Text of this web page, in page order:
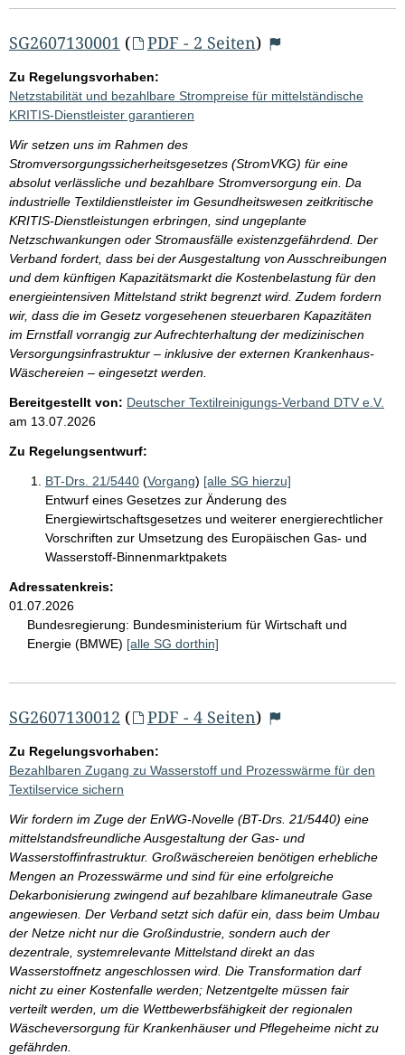
SG2607130001 ( PDF - 2 Seiten)
Zu Regelungsvorhaben:
Netzstabilität und bezahlbare Strompreise für mittelständische
KRITIS-Dienstleister garantieren
Wir setzen uns im Rahmen des
Stromversorgungssicherheitsgesetzes (StromVKG) für eine
absolut verlässliche und bezahlbare Stromversorgung ein. Da
industrielle Textildienstleister im Gesundheitswesen zeitkritische
KRITIS-Dienstleistungen erbringen, sind ungeplante
Netzschwankungen oder Stromausfälle existenzgefährdend. Der
Verband fordert, dass bei der Ausgestaltung von Ausschreibungen
und dem künftigen Kapazitätsmarkt die Kostenbelastung für den
energieintensiven Mittelstand strikt begrenzt wird. Zudem fordern
wir, dass die im Gesetz vorgesehenen steuerbaren Kapazitäten
im Ernstfall vorrangig zur Aufrechterhaltung der medizinischen
Versorgungsinfrastruktur – inklusive der externen Krankenhaus-
Wäschereien – eingesetzt werden.
Bereitgestellt von: Deutscher Textilreinigungs-Verband DTV e.V.
am 13.07.2026
Zu Regelungsentwurf:
BT-Drs. 21/5440 (Vorgang) [alle SG hierzu]
Entwurf eines Gesetzes zur Änderung des
Energiewirtschaftsgesetzes und weiterer energierechtlicher
Vorschriften zur Umsetzung des Europäischen Gas- und
Wasserstoff-Binnenmarktpakets
Adressatenkreis:
01.07.2026
Bundesregierung: Bundesministerium für Wirtschaft und
Energie (BMWE) [alle SG dorthin]
SG2607130012 ( PDF - 4 Seiten)
Zu Regelungsvorhaben:
Bezahlbaren Zugang zu Wasserstoff und Prozesswärme für den
Textilservice sichern
Wir fordern im Zuge der EnWG-Novelle (BT-Drs. 21/5440) eine
mittelstandsfreundliche Ausgestaltung der Gas- und
Wasserstoffinfrastruktur. Großwäschereien benötigen erhebliche
Mengen an Prozesswärme und sind für eine erfolgreiche
Dekarbonisierung zwingend auf bezahlbare klimaneutrale Gase
angewiesen. Der Verband setzt sich dafür ein, dass beim Umbau
der Netze nicht nur die Großindustrie, sondern auch der
dezentrale, systemrelevante Mittelstand direkt an das
Wasserstoffnetz angeschlossen wird. Die Transformation darf
nicht zu einer Kostenfalle werden; Netzentgelte müssen fair
verteilt werden, um die Wettbewerbsfähigkeit der regionalen
Wäscheversorgung für Krankenhäuser und Pflegeheime nicht zu
gefährden.